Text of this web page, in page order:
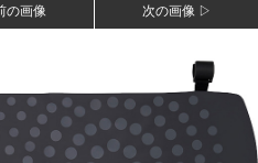
の画像 次の画像 ▷